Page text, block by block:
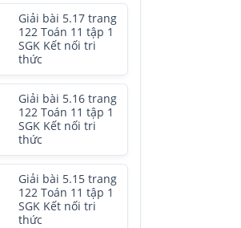
Giải bài 5.17 trang
122 Toán 11 tập 1
SGK Kết nối tri
thức
Giải bài 5.16 trang
122 Toán 11 tập 1
SGK Kết nối tri
thức
Giải bài 5.15 trang
122 Toán 11 tập 1
SGK Kết nối tri
thức